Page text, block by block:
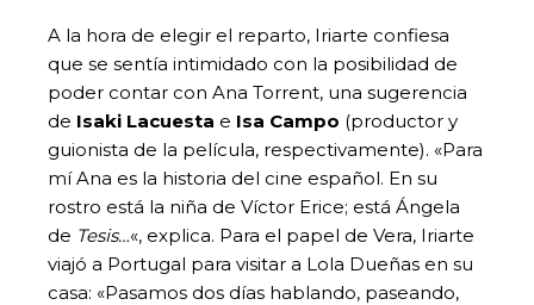
A la hora de elegir el reparto, Iriarte confiesa
que se sentía intimidado con la posibilidad de
poder contar con Ana Torrent, una sugerencia
de Isaki Lacuesta e Isa Campo (productor y
guionista de la película, respectivamente). «Para
mí Ana es la historia del cine español. En su
rostro está la niña de Víctor Erice; está Ángela
de Tesis…«, explica. Para el papel de Vera, Iriarte
viajó a Portugal para visitar a Lola Dueñas en su
casa: «Pasamos dos días hablando, paseando,